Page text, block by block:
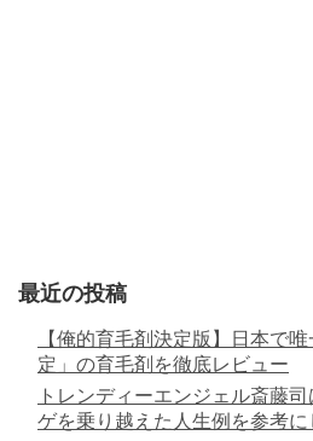
最近の投稿
【俺的育毛剤決定版】日本で
定」の育毛剤を徹底レビュー
トレンディーエンジェル斎藤
ゲを乗り越えた人生例を参考に